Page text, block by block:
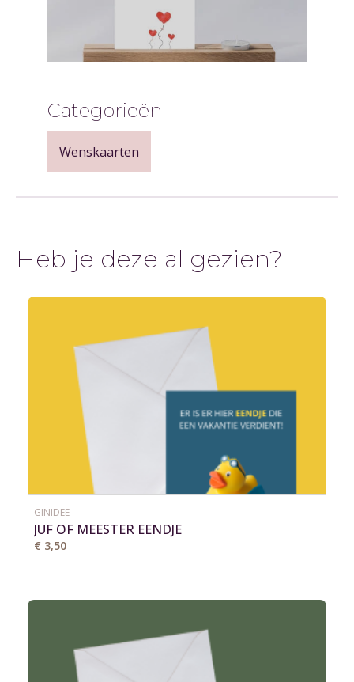
Categorieën
Wenskaarten
Heb je deze al gezien?
GINIDEE
JUF OF MEESTER EENDJE
€ 3,50